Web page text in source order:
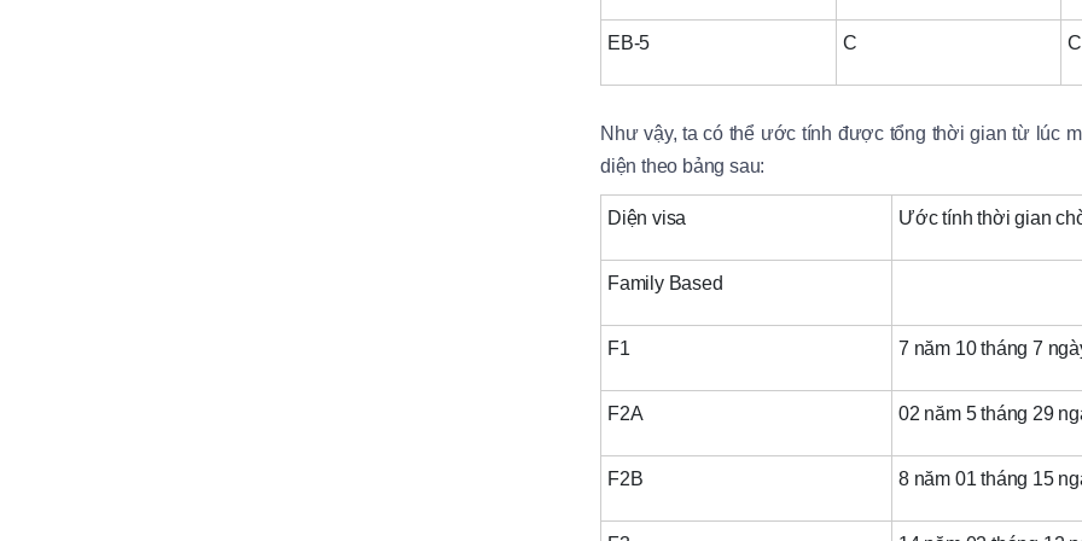
EB-5 C C
Như vậy, ta có thể ước tính được tổng thời gian từ lúc
diện theo bảng sau:
Diện visa Ước tính thời gian
Family Based
F1 7 năm 10 tháng 7
F2A 02 năm 5 tháng 29
F2B 8 năm 01 tháng 15